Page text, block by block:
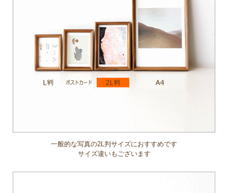
一般的な写真の2L判サイズにおすすめです
サイズ違いもございます